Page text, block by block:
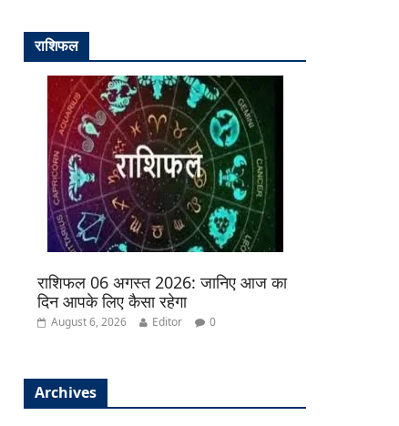
राशिफल
राशिफल 06 अगस्त 2026: जानिए आज का
दिन आपके लिए कैसा रहेगा
August 6, 2026 Editor 0
Archives